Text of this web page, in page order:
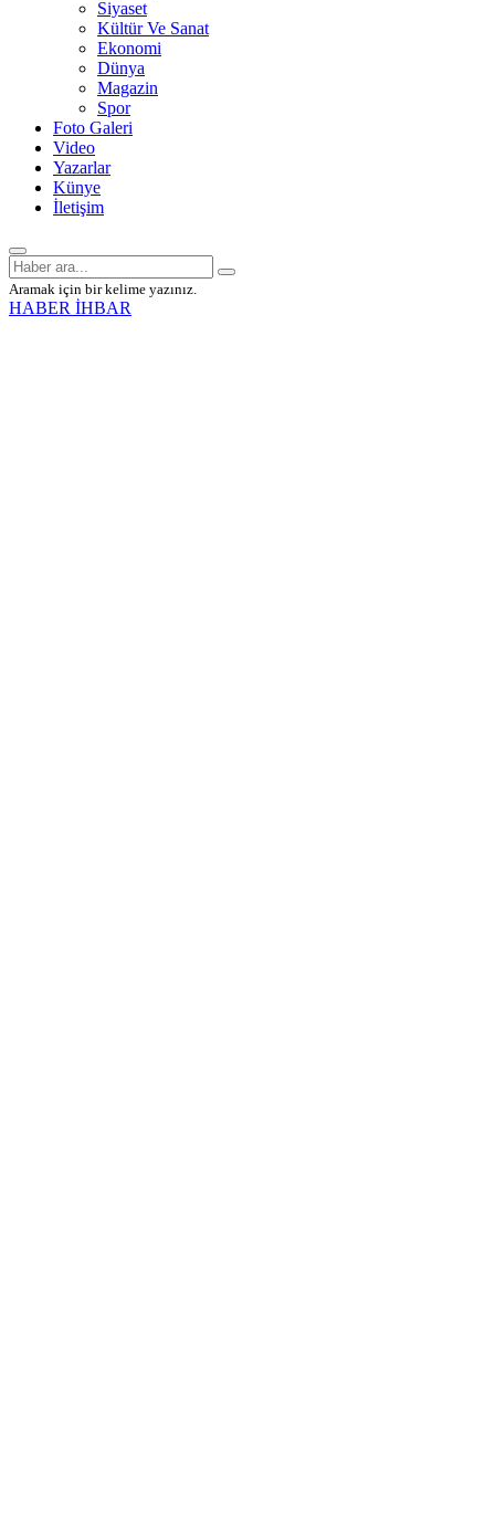
Siyaset
Kültür Ve Sanat
Ekonomi
Dünya
Magazin
Spor
Foto Galeri
Video
Yazarlar
Künye
İletişim
Aramak için bir kelime yazınız.
HABER İHBAR